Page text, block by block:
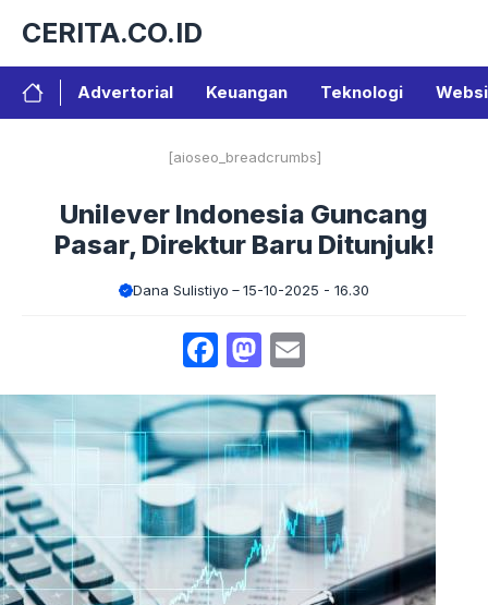
isi
CERITA.CO.ID
Advertorial Keuangan Teknologi
[aioseo_breadcrumbs]
Unilever Indonesia Guncang
Pasar, Direktur Baru Ditunjuk!
Dana Sulistiyo 15-10-2025 - 16.30
Facebook
Mastodon